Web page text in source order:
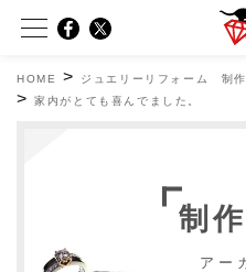
HOME > ジュエリーリフォーム 制作
>家内がとても喜んでました。
制
アー